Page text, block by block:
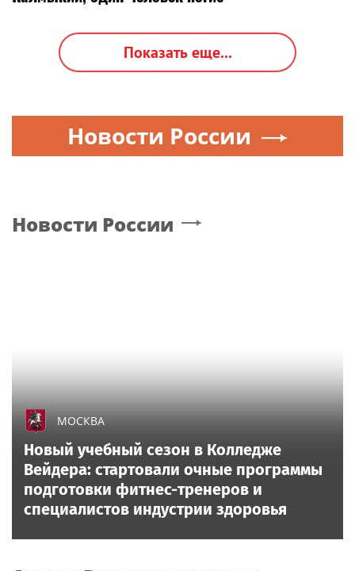
Показать еще...
Новости России
Новости России
МОСКВА
Новый учебный сезон в Колледже
Вейдера: стартовали очные программы
подготовки фитнес-тренеров и
специалистов индустрии здоровья